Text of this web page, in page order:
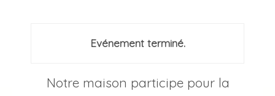
Evénement terminé.
Notre maison participe pour la